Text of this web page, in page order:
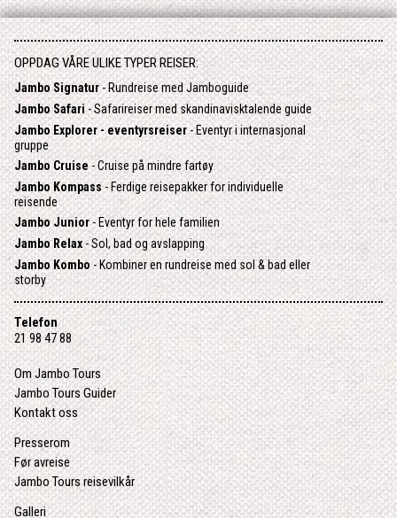
OPPDAG VÅRE ULIKE TYPER REISER:
Jambo Signatur- Rundreise med Jamboguide
Jambo Safari- Safarireiser med skandinavisktalende guide
Jambo Explorer - eventyrsreiser- Eventyr i internasjonal
gruppe
Jambo Cruise- Cruise på mindre fartøy
Jambo Kompass- Ferdige reisepakker for individuelle
reisende
Jambo Junior- Eventyr for hele familien
Jambo Relax- Sol, bad og avslapping
Jambo Kombo - Kombiner en rundreise med sol & bad eller
storby
Telefon
21 98 47 88
Om Jambo Tours
Jambo Tours Guider
Kontakt oss
Presserom
Før avreise
Jambo Tours reisevilkår
Galleri